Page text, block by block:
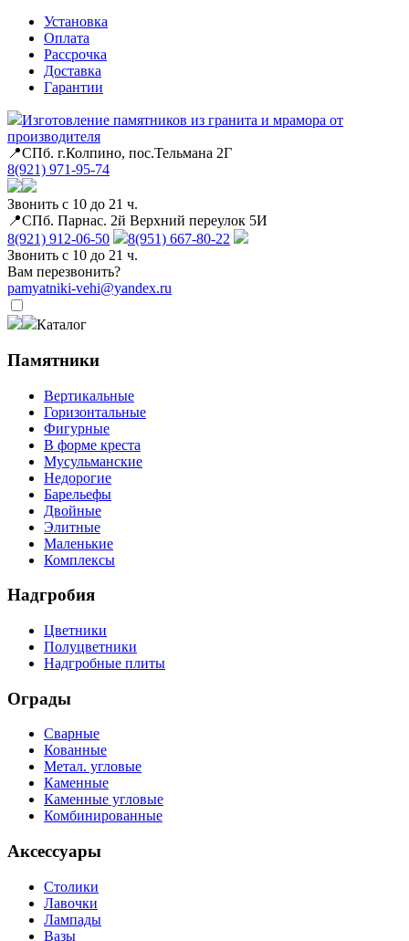
Установка
Оплата
Рассрочка
Доставка
Гарантии
Изготовление памятников из гранита и мрамора от
производителя
📍СПб. г.Колпино, пос.Тельмана 2Г
8(921) 971-95-74
Звонить с 10 до 21 ч.
📍СПб. Парнас. 2й Верхний переулок 5И
8(921) 912-06-50
8(951) 667-80-22
Звонить с 10 до 21 ч.
Вам перезвонить?
pamyatniki-vehi@yandex.ru
Каталог
Памятники
Вертикальные
Горизонтальные
Фигурные
В форме креста
Мусульманские
Недорогие
Барельефы
Двойные
Элитные
Маленькие
Комплексы
Надгробия
Цветники
Полуцветники
Надгробные плиты
Ограды
Сварные
Кованные
Метал. угловые
Каменные
Каменные угловые
Комбинированные
Аксессуары
Столики
Лавочки
Лампады
Вазы